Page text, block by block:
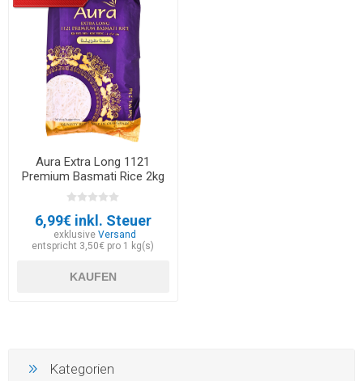
Aura Extra Long 1121
Premium Basmati Rice 2kg
6,99€ inkl. Steuer
exklusiveVersand
entspricht 3,50€ pro 1 kg(s)
KAUFEN
Kategorien